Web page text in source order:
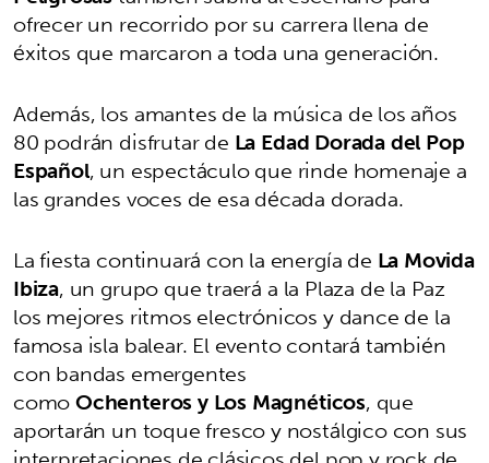
ofrecer un recorrido por su carrera llena de
éxitos que marcaron a toda una generación.
Además, los amantes de la música de los años
80 podrán disfrutar de La Edad Dorada del Pop
Español, un espectáculo que rinde homenaje a
las grandes voces de esa década dorada.
La fiesta continuará con la energía de La Movida
Ibiza, un grupo que traerá a la Plaza de la Paz
los mejores ritmos electrónicos y dance de la
famosa isla balear. El evento contará también
con bandas emergentes
comoOchenteros y Los Magnéticos, que
aportarán un toque fresco y nostálgico con sus